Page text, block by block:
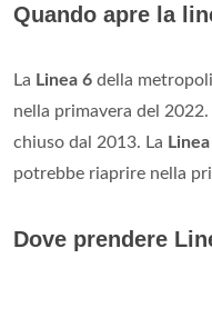
Quando apre la
La Linea 6 della
nella primavera del
chiuso dal 2013. La
potrebbe riaprire nella
Dove prendere